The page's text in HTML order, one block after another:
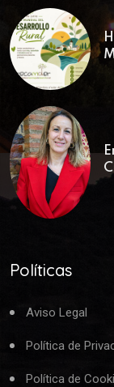
Políticas
Aviso Legal
Política de
Política de